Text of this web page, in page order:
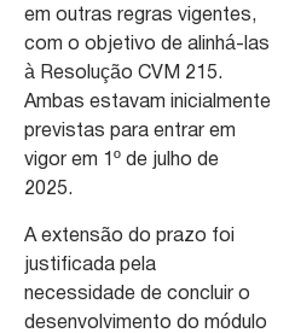
em outras regras vigentes,
com o objetivo de alinhá-las
à Resolução CVM 215.
Ambas estavam inicialmente
previstas para entrar em
vigor em 1º de julho de
2025.
A extensão do prazo foi
justificada pela
necessidade de concluir o
desenvolvimento do módulo